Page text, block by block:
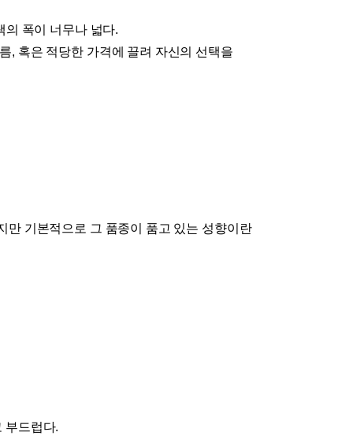
의 폭이 너무나 넓다.
, 혹은 적당한 가격에 끌려 자신의 선택을
만 기본적으로 그 품종이 품고 있는 성향이란
부드럽다.